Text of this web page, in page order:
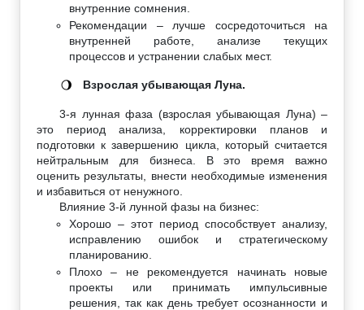
внутренние сомнения.
Рекомендации – лучше сосредоточиться на
внутренней работе, анализе текущих
процессов и устранении слабых мест.
🌖 Взрослая убывающая Луна.
3-я лунная фаза (взрослая убывающая Луна) –
это период анализа, корректировки планов и
подготовки к завершению цикла, который считается
нейтральным для бизнеса. В это время важно
оценить результаты, внести необходимые изменения
и избавиться от ненужного.
Влияние 3-й лунной фазы на бизнес:
Хорошо – этот период способствует анализу,
исправлению ошибок и стратегическому
планированию.
Плохо – не рекомендуется начинать новые
проекты или принимать импульсивные
решения, так как день требует осознанности и